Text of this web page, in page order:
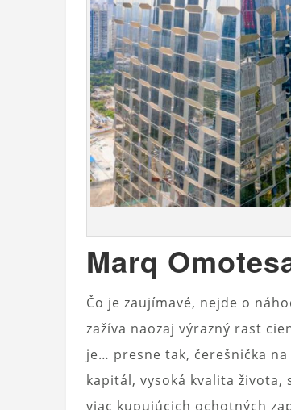
Marq
Čo je zaujímavé, nejde o
zažíva naozaj výrazný rast
je… presne tak, čerešnička
kapitál, vysoká kvalita
viac kupujúcich ochotných